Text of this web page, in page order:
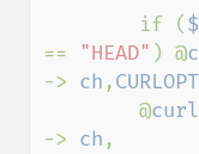
        if (
==
"HEAD" ) @
-> ch ,
        @
-> ch